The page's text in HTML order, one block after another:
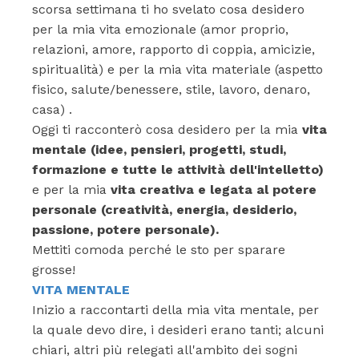
scorsa settimana ti ho svelato cosa desidero
per la mia vita emozionale (amor proprio,
relazioni, amore, rapporto di coppia, amicizie,
spiritualità) e per la mia vita materiale (aspetto
fisico, salute/benessere, stile, lavoro, denaro,
casa) .
Oggi ti racconterò cosa desidero per la mia vita
mentale (idee, pensieri, progetti, studi,
formazione e tutte le attività dell'intelletto)
e per la mia vita creativa e legata al potere
personale (creatività, energia, desiderio,
passione, potere personale).
Mettiti comoda perché le sto per sparare
grosse!
VITA MENTALE
Inizio a raccontarti della mia vita mentale, per
la quale devo dire, i desideri erano tanti; alcuni
chiari, altri più relegati all'ambito dei sogni